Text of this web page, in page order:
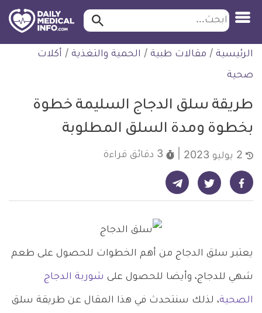
التخطي
للمحتوى
طبية
ابحث ابحث…
الرئيسية / مقالات طبية / الحمية والتغذية / أكلات
صحية
طريقة سلق الدجاج السليمة خطوة
بخطوة ومدة السلق المطلوبة
3 دقائق قراءة
شارك على فيسبوك - ديلي ميديكال انفو شارك على تويتر - ديلي ميديكال انفو شارك على تيليجرام - ديلي ميديكال انفو
يعتبر سلق الدجاج من أهم الخطوات للحصول على طعم
شهي للدجاج، وأيضا للحصول على شوربة الدجاج
الصحية، لذلك سنتحدث في هذا المقال عن طريقة سلق